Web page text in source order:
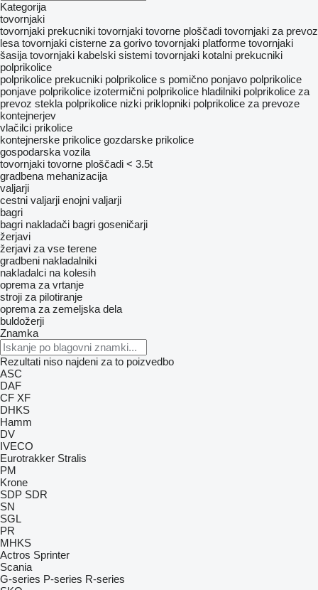
Kategorija
tovornjaki
tovornjaki prekucniki tovornjaki tovorne ploščadi tovornjaki za prevoz
lesa tovornjaki cisterne za gorivo tovornjaki platforme tovornjaki
šasija tovornjaki kabelski sistemi tovornjaki kotalni prekucniki
polprikolice
polprikolice prekucniki polprikolice s pomično ponjavo polprikolice
ponjave polprikolice izotermični polprikolice hladilniki polprikolice za
prevoz stekla polprikolice nizki priklopniki polprikolice za prevoze
kontejnerjev
vlačilci prikolice
kontejnerske prikolice gozdarske prikolice
gospodarska vozila
tovornjaki tovorne ploščadi < 3.5t
gradbena mehanizacija
valjarji
cestni valjarji enojni valjarji
bagri
bagri nakladači bagri goseničarji
žerjavi
žerjavi za vse terene
gradbeni nakladalniki
nakladalci na kolesih
oprema za vrtanje
stroji za pilotiranje
oprema za zemeljska dela
buldožerji
Znamka
Rezultati niso najdeni za to poizvedbo
ASC
DAF
CF XF
DHKS
Hamm
DV
IVECO
Eurotrakker Stralis
PM
Krone
SDP SDR
SN
SGL
PR
MHKS
Actros Sprinter
Scania
G-series P-series R-series